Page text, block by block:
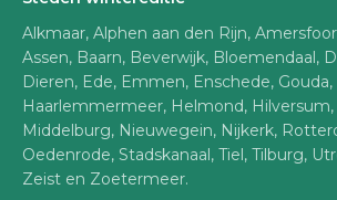
Alkmaar, Alphen aan den Rijn,
Assen, Baarn, Beverwijk, Bloemendaal,
Dieren, Ede, Emmen, Enschede,
Haarlemmermeer, Helmond, Hilversum,
Middelburg, Nieuwegein, Nijkerk,
Oedenrode, Stadskanaal, Tiel, Tilburg,
Zeist en Zoetermeer.